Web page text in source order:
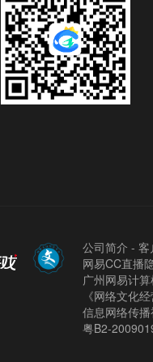
公司简介 - 客
网易CC直播
广州网易计
《网络文化
信息网络传
粤B2-